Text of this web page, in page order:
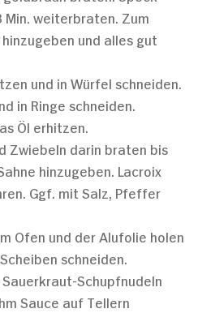
Min. weiterbraten. Zum
und alles gut
und in Würfel schneiden.
in Ringe schneiden.
Öl erhitzen.
Zwiebeln darin braten bis
hinzugeben. Lacroix
Ggf. mit Salz, Pfeffer
Ofen und der Alufolie holen
schneiden.
Schupfnudeln
Sauce auf Tellern